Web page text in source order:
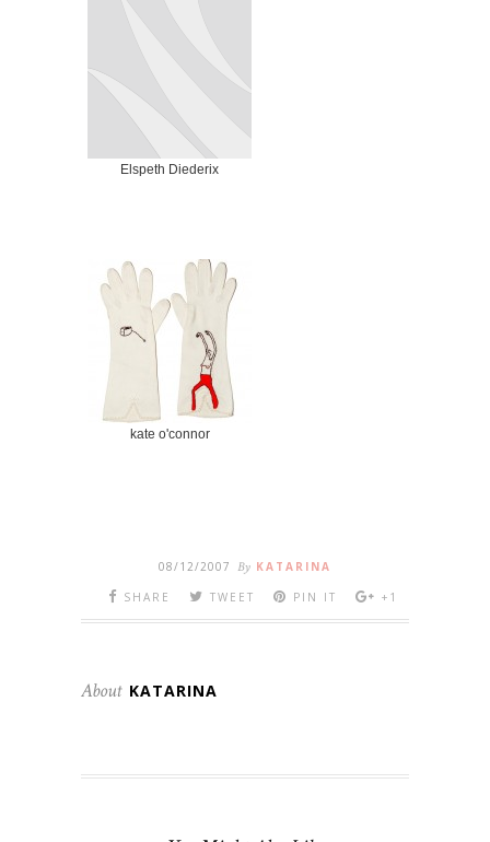
Elspeth Diederix
kate o'connor
08/12/2007 By KATARINA
SHARE
TWEET PIN IT +1
About KATARINA